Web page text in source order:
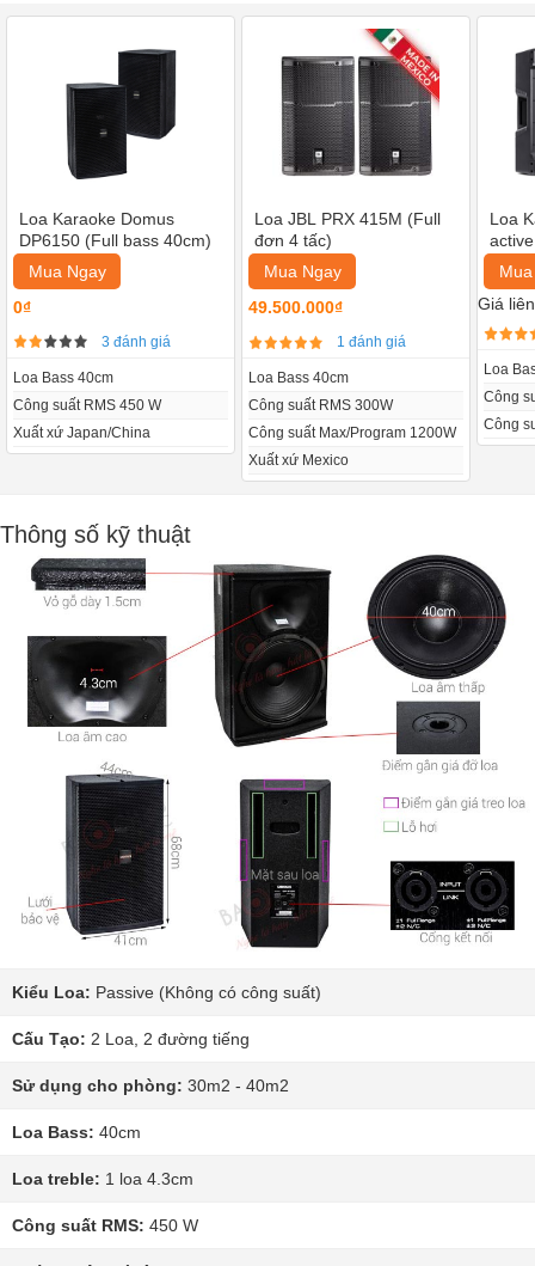
Loa Karaoke Domus
DP6150 (Full bass 40cm)
Mua Ngay
0₫
3 đánh giá
Loa Bass 40cm
Công suất RMS 450 W
Xuất xứ Japan/China
Loa JBL PRX 415M (Full
đơn 4 tấc)
Mua Ngay
49.500.000₫
1 đánh giá
Loa Bass 40cm
Công suất RMS 300W
Công suất Max/Program 1200W
Xuất xứ Mexico
Loa
Giá
Loa
Công
Công
Thông số kỹ thuật
Kiểu Loa: Passive (Không có công suất)
Cấu Tạo: 2 Loa, 2 đường tiếng
Sử dụng cho phòng: 30m2 - 40m2
Loa Bass: 40cm
Loa treble: 1 loa 4.3cm
Công suất RMS: 450 W